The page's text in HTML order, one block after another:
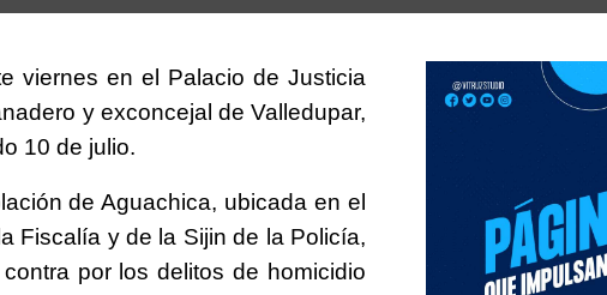
viernes en el Palacio de Justicia
y exconcejal de Valledupar,
10 de julio.
de Aguachica, ubicada en el
Fiscalía y de la Sijin de la Policía,
por los delitos de homicidio